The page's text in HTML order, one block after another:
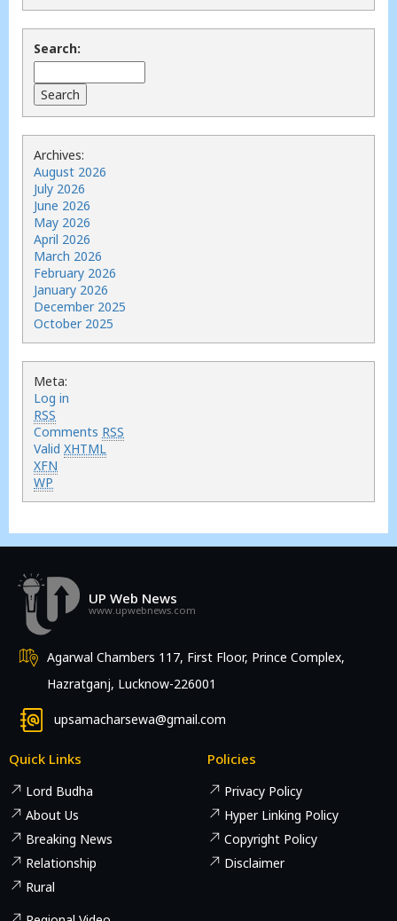
Search:
Archives:
August 2026
July 2026
June 2026
May 2026
April 2026
March 2026
February 2026
January 2026
December 2025
October 2025
Meta:
Log in
RSS
Comments RSS
Valid XHTML
XFN
WP
UP Web News
www.upwebnews.com
Agarwal Chambers 117, First Floor, Prince Complex,
Hazratganj, Lucknow-226001
upsamacharsewa@gmail.com
Quick Links
Lord Budha
About Us
Breaking News
Relationship
Rural
Policies
Privacy Policy
Hyper Linking Policy
Copyright Policy
Disclaimer